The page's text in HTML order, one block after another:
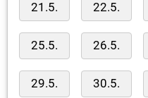
21.5. 22.5.
25.5. 26.5.
29.5. 30.5.